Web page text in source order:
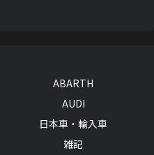
ABARTH
AUDI
日本車・輸入車
雑記